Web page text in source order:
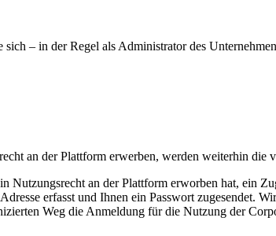
– in der Regel als Administrator des
an der Plattform erwerben, werden weiterhin die
Nutzungsrecht an der Plattform erworben hat, ein
erfasst und Ihnen ein Passwort zugesendet.
Weg die Anmeldung für die Nutzung der